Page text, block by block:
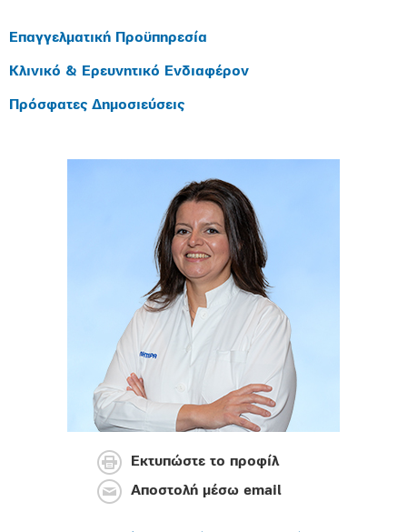
Επαγγελματική Προϋπηρεσία
Κλινικό & Ερευνητικό Ενδιαφέρον
Πρόσφατες Δημοσιεύσεις
Εκτυπώστε το προφίλ
Αποστολή μέσω email